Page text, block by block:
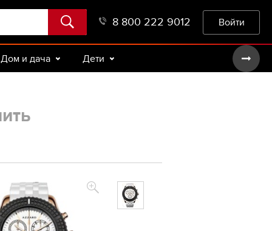
8 800 222 9012 Войти
Дом и дача Дети